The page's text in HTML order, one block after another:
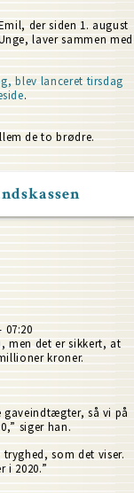
der siden 1. august
laver sammen med
blev lanceret tirsdag
.
de to brødre.
07:20
men det er sikkert, at
kroner.
gaveindtægter, så vi på
siger han.
som det viser.
i 2020.”